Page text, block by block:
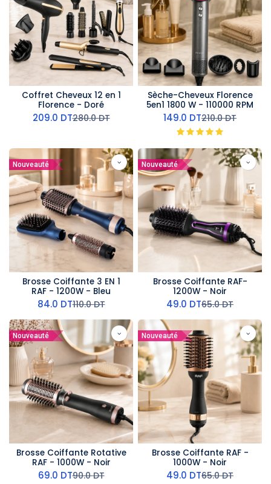
Coffret Cheveux 12 en 1
Florence - Doré
209.0 DT280.0DT
Sèche-Cheveux Florence
5en1 1800 W - 110000 RPM
149.0 DT210.0DT
Nouveauté
Brosse Coiffante 3 EN 1
RAF - 1200W - Bleu
84.0 DT110.0DT
Nouveauté
Brosse Coiffante RAF-
1200W - Noir
49.0 DT65.0DT
Nouveauté
Brosse Coiffante Rotative
RAF - 1000W - Noir
69.0 DT90.0DT
Nouveauté
Brosse Coiffante RAF -
1000W - Noir
49.0 DT65.0DT